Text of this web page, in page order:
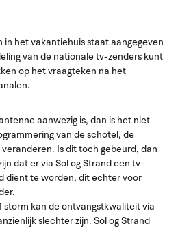
het vakantiehuis staat aangegeven
van de nationale tv-zenders kunt
op het vraagteken na het
aanwezig is, dan is het niet
van de schotel, de
Is dit toch gebeurd, dan
dat er via Sol og Strand een tv-
dient te worden, dit echter voor
storm kan de ontvangstkwaliteit via
slechter zijn. Sol og Strand